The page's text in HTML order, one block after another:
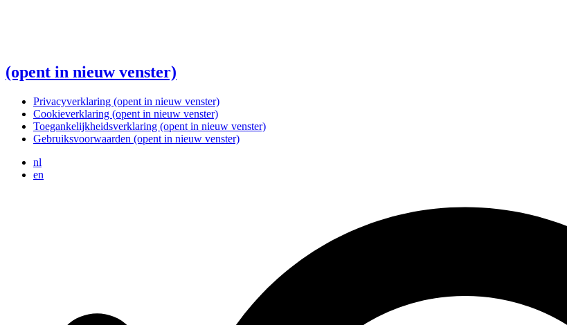
(opent in nieuw venster)
Privacyverklaring (opent in nieuw venster)
Cookieverklaring (opent in nieuw venster)
Toegankelijkheidsverklaring (opent in nieuw venster)
Gebruiksvoorwaarden (opent in nieuw venster)
nl
en